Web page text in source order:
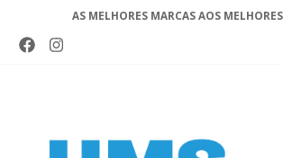
AS MELHORES MARCAS AOS